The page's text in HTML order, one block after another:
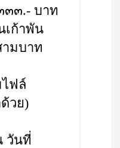
๓๓.- บาท
ก้าพัน
มบาท
ไฟล์
วย)
วันที่